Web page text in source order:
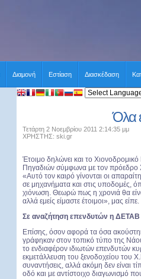
Διαμονή Εστίαση Διασκέδαση
Όλα
Τετάρτη 2 Νοεμβρίου 2011 2:14:35 μμ
ΧΡΗΣΤΗΣ: ski.gr
Έτοιμο δηλώνει και το
Πηγαδιών σύμφωνα με τον
«Αυτό τον καιρό γίνονται οι
σε μηχανήματα και στις υποδομές,
χιόνωση. Θεωρώ πως η χρονιά θα
αλλά εμείς είμαστε έτοιμοι», μας είπε.
Σε αναζήτηση επενδυτών η ΔΕΤΑΒ
Επίσης, όσον αφορά τα όσα
γράφηκαν στον τοπικό τύπο της
το ενδιαφέρον ιδιωτών επενδυτών
εκμετάλλευση του ξενοδοχείου του
συναντήσεις, αλλά ακόμη δεν είναι
οδό και με αντίστοιχο διαγωνισμό